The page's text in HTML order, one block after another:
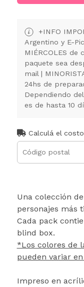
+INFO
Argentino y E-
MIÉRCOLES de
paquete sea
mail |
24hs de
Dependiendo
es de hasta 10
Calculá el
Una colección
personajes más
Cada pack
blind box.
*Los colores de
pueden variar
Impreso en